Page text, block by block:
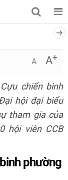
A A+
chiến binh
hội đại biểu
tham gia của
hội viên CCB
phường